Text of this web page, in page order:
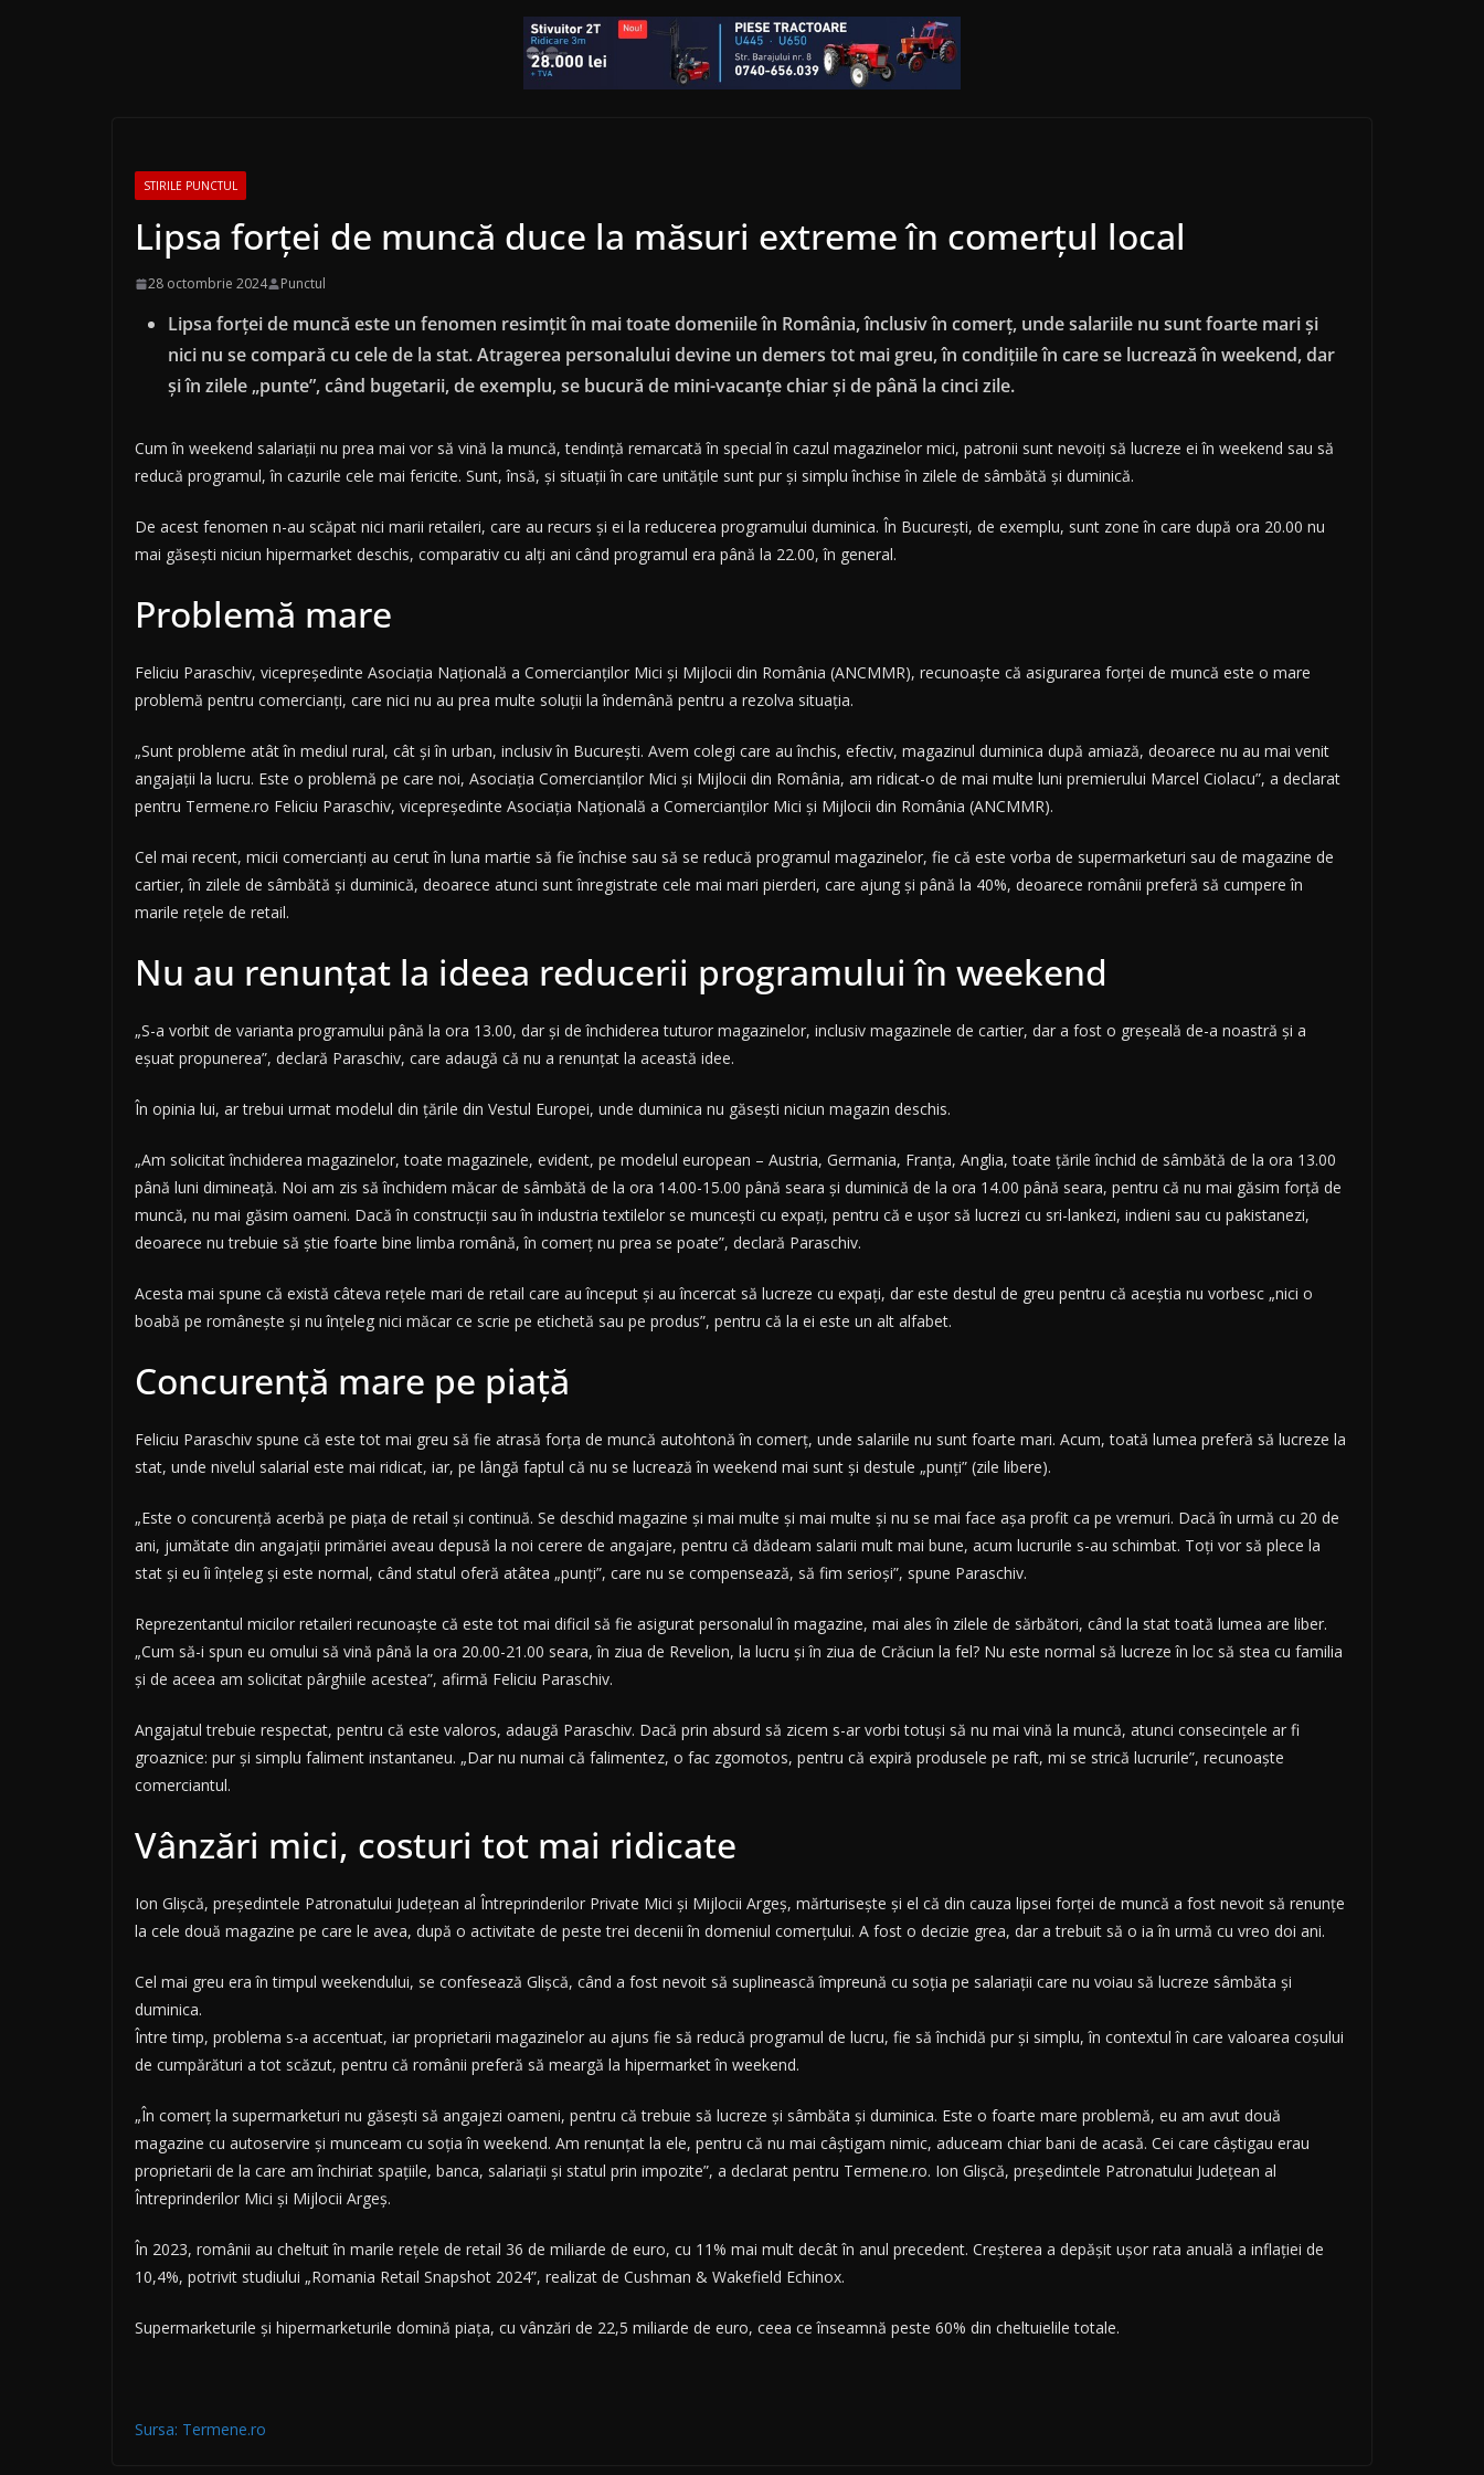
STIRILE PUNCTUL
Lipsa forței de muncă duce la măsuri extreme în comerțul local
28 octombrie 2024 Punctul
Lipsa forței de muncă este un fenomen resimțit în mai toate domeniile în România, înclusiv în comerț, unde salariile nu sunt foarte mari și
nici nu se compară cu cele de la stat. Atragerea personalului devine un demers tot mai greu, în condițiile în care se lucrează în weekend, dar
și în zilele „punte”, când bugetarii, de exemplu, se bucură de mini-vacanțe chiar și de până la cinci zile.
Cum în weekend salariații nu prea mai vor să vină la muncă, tendință remarcată în special în cazul magazinelor mici, patronii sunt nevoiți să lucreze ei în weekend sau să
reducă programul, în cazurile cele mai fericite. Sunt, însă, și situații în care unitățile sunt pur și simplu închise în zilele de sâmbătă și duminică.
De acest fenomen n-au scăpat nici marii retaileri, care au recurs și ei la reducerea programului duminica. În București, de exemplu, sunt zone în care după ora 20.00 nu
mai găsești niciun hipermarket deschis, comparativ cu alți ani când programul era până la 22.00, în general.
Problemă mare
Feliciu Paraschiv, vicepreședinte Asociația Națională a Comercianților Mici și Mijlocii din România (ANCMMR), recunoaște că asigurarea forței de muncă este o mare
problemă pentru comercianți, care nici nu au prea multe soluții la îndemână pentru a rezolva situația.
„Sunt probleme atât în mediul rural, cât și în urban, inclusiv în București. Avem colegi care au închis, efectiv, magazinul duminica după amiază, deoarece nu au mai venit
angajații la lucru. Este o problemă pe care noi, Asociația Comercianților Mici și Mijlocii din România, am ridicat-o de mai multe luni premierului Marcel Ciolacu”, a declarat
pentru Termene.ro Feliciu Paraschiv, vicepreședinte Asociația Națională a Comercianților Mici și Mijlocii din România (ANCMMR).
Cel mai recent, micii comercianți au cerut în luna martie să fie închise sau să se reducă programul magazinelor, fie că este vorba de supermarketuri sau de magazine de
cartier, în zilele de sâmbătă și duminică, deoarece atunci sunt înregistrate cele mai mari pierderi, care ajung și până la 40%, deoarece românii preferă să cumpere în
marile rețele de retail.
Nu au renunțat la ideea reducerii programului în weekend
„S-a vorbit de varianta programului până la ora 13.00, dar și de închiderea tuturor magazinelor, inclusiv magazinele de cartier, dar a fost o greșeală de-a noastră și a
eșuat propunerea”, declară Paraschiv, care adaugă că nu a renunțat la această idee.
În opinia lui, ar trebui urmat modelul din țările din Vestul Europei, unde duminica nu găsești niciun magazin deschis.
„Am solicitat închiderea magazinelor, toate magazinele, evident, pe modelul european – Austria, Germania, Franța, Anglia, toate țările închid de sâmbătă de la ora 13.00
până luni dimineață. Noi am zis să închidem măcar de sâmbătă de la ora 14.00-15.00 până seara și duminică de la ora 14.00 până seara, pentru că nu mai găsim forță de
muncă, nu mai găsim oameni. Dacă în construcții sau în industria textilelor se muncești cu expați, pentru că e ușor să lucrezi cu sri-lankezi, indieni sau cu pakistanezi,
deoarece nu trebuie să știe foarte bine limba română, în comerț nu prea se poate”, declară Paraschiv.
Acesta mai spune că există câteva rețele mari de retail care au început și au încercat să lucreze cu expați, dar este destul de greu pentru că aceștia nu vorbesc „nici o
boabă pe românește și nu înțeleg nici măcar ce scrie pe etichetă sau pe produs”, pentru că la ei este un alt alfabet.
Concurență mare pe piață
Feliciu Paraschiv spune că este tot mai greu să fie atrasă forța de muncă autohtonă în comerț, unde salariile nu sunt foarte mari. Acum, toată lumea preferă să lucreze la
stat, unde nivelul salarial este mai ridicat, iar, pe lângă faptul că nu se lucrează în weekend mai sunt și destule „punți” (zile libere).
„Este o concurență acerbă pe piața de retail și continuă. Se deschid magazine și mai multe și mai multe și nu se mai face așa profit ca pe vremuri. Dacă în urmă cu 20 de
ani, jumătate din angajații primăriei aveau depusă la noi cerere de angajare, pentru că dădeam salarii mult mai bune, acum lucrurile s-au schimbat. Toți vor să plece la
stat și eu îi înțeleg și este normal, când statul oferă atâtea „punți”, care nu se compensează, să fim serioși”, spune Paraschiv.
Reprezentantul micilor retaileri recunoaște că este tot mai dificil să fie asigurat personalul în magazine, mai ales în zilele de sărbători, când la stat toată lumea are liber.
„Cum să-i spun eu omului să vină până la ora 20.00-21.00 seara, în ziua de Revelion, la lucru și în ziua de Crăciun la fel? Nu este normal să lucreze în loc să stea cu familia
și de aceea am solicitat pârghiile acestea”, afirmă Feliciu Paraschiv.
Angajatul trebuie respectat, pentru că este valoros, adaugă Paraschiv. Dacă prin absurd să zicem s-ar vorbi totuși să nu mai vină la muncă, atunci consecințele ar fi
groaznice: pur și simplu faliment instantaneu. „Dar nu numai că falimentez, o fac zgomotos, pentru că expiră produsele pe raft, mi se strică lucrurile”, recunoaște
comerciantul.
Vânzări mici, costuri tot mai ridicate
Ion Glișcă, președintele Patronatului Județean al Întreprinderilor Private Mici și Mijlocii Argeș, mărturisește și el că din cauza lipsei forței de muncă a fost nevoit să renunțe
la cele două magazine pe care le avea, după o activitate de peste trei decenii în domeniul comerțului. A fost o decizie grea, dar a trebuit să o ia în urmă cu vreo doi ani.
Cel mai greu era în timpul weekendului, se confesează Glișcă, când a fost nevoit să suplinească împreună cu soția pe salariații care nu voiau să lucreze sâmbăta și
duminica.
Între timp, problema s-a accentuat, iar proprietarii magazinelor au ajuns fie să reducă programul de lucru, fie să închidă pur și simplu, în contextul în care valoarea coșului
de cumpărături a tot scăzut, pentru că românii preferă să meargă la hipermarket în weekend.
„În comerț la supermarketuri nu găsești să angajezi oameni, pentru că trebuie să lucreze și sâmbăta și duminica. Este o foarte mare problemă, eu am avut două
magazine cu autoservire și munceam cu soția în weekend. Am renunțat la ele, pentru că nu mai câștigam nimic, aduceam chiar bani de acasă. Cei care câștigau erau
proprietarii de la care am închiriat spațiile, banca, salariații și statul prin impozite”, a declarat pentru Termene.ro. Ion Glișcă, președintele Patronatului Județean al
Întreprinderilor Mici și Mijlocii Argeș.
În 2023, românii au cheltuit în marile rețele de retail 36 de miliarde de euro, cu 11% mai mult decât în anul precedent. Creșterea a depășit ușor rata anuală a inflației de
10,4%, potrivit studiului „Romania Retail Snapshot 2024”, realizat de Cushman & Wakefield Echinox.
Supermarketurile și hipermarketurile domină piața, cu vânzări de 22,5 miliarde de euro, ceea ce înseamnă peste 60% din cheltuielile totale.
Sursa: Termene.ro